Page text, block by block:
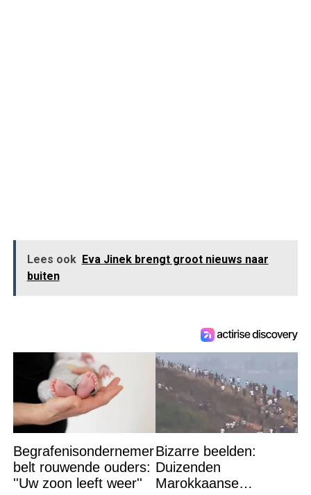
Lees ook Eva Jinek brengt groot nieuws naar
buiten
Begrafenisondernemer
belt rouwende ouders:
''Uw zoon leeft weer''
Bizarre beelden:
Duizenden
Marokkaanse